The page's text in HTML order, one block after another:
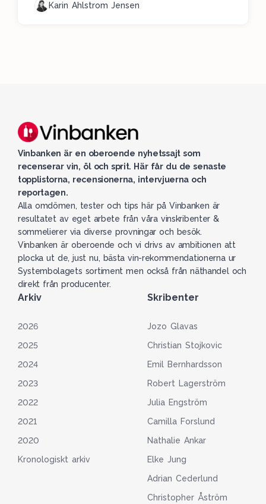
Karin Ahlstrom Jensen
Vinbanken är en oberoende nyhetssajt som
recenserar vin, öl och sprit. Här får du de senaste
topplistorna, recensionerna, intervjuerna och
reportagen.
Alla omdömen, tester och tips här på Vinbanken är
resultatet av eget arbete från våra vinskribenter &
sommelierer via diverse provningar och besök.
Vinbanken är oberoende och vi drivs av ambitionen att
plocka ut de, just nu, bästa vin-rekommendationerna ur
Systembolagets sortiment men också från näthandel och
direkt från producenter.
Arkiv
2026
2025
2024
2023
2022
2021
2020
Kronologiskt arkiv
Skribenter
Jozo Glavas
Christian Stojkovic
Emil Bernhardsson
Robert Lagerström
Julia Engström
Camilla Forslund
Nathalie Ankar
Elke Jung
Adrian Cederlund
Christopher Åström